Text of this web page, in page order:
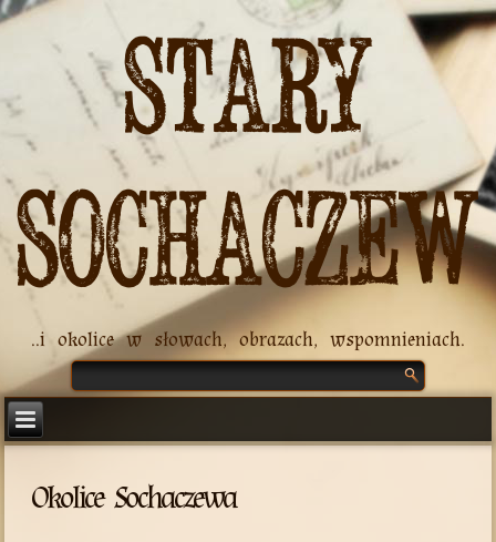
Stary
Sochaczew
..i okolice w słowach, obrazach, wspomnieniach.
Okolice Sochaczewa